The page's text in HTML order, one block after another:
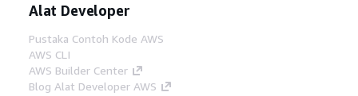
Alat Developer
Pustaka Contoh Kode AWS
AWS CLI
AWS Builder Center
Blog Alat Developer AWS